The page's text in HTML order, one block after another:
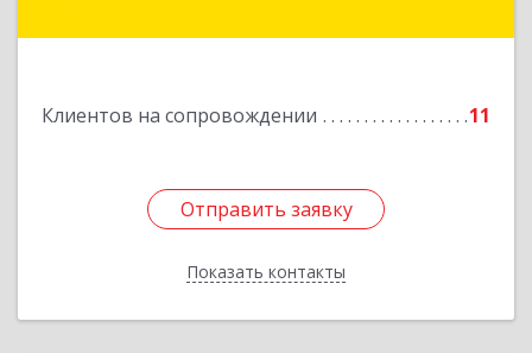
Клиентов на сопровождении 11
Отправить заявку
Показать контакты
Отправить заявку
Назад